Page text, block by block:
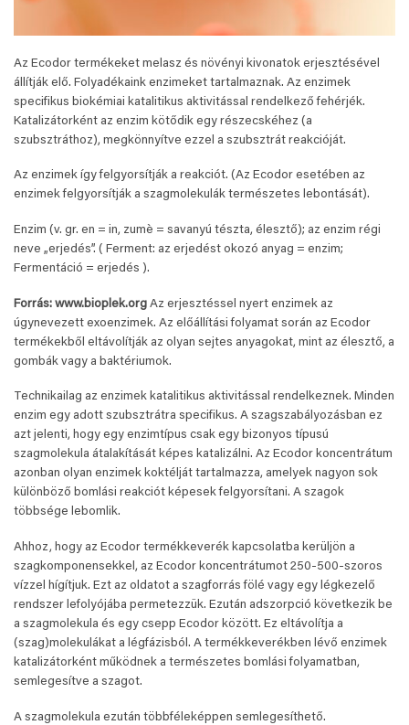
Az Ecodor termékeket melasz és növényi kivonatok erjesztésével
állítják elő. Folyadékaink enzimeket tartalmaznak. Az enzimek
specifikus biokémiai katalitikus aktivitással rendelkező fehérjék.
Katalizátorként az enzim kötődik egy részecskéhez (a
szubsztráthoz), megkönnyítve ezzel a szubsztrát reakcióját.
Az enzimek így felgyorsítják a reakciót. (Az Ecodor esetében az
enzimek felgyorsítják a szagmolekulák természetes lebontását).
Enzim (v. gr. en = in, zumè = savanyú tészta, élesztő); az enzim régi
neve „erjedés”. ( Ferment: az erjedést okozó anyag = enzim;
Fermentáció = erjedés ).
Forrás: www.bioplek.org Az erjesztéssel nyert enzimek az
úgynevezett exoenzimek. Az előállítási folyamat során az Ecodor
termékekből eltávolítják az olyan sejtes anyagokat, mint az élesztő, a
gombák vagy a baktériumok.
Technikailag az enzimek katalitikus aktivitással rendelkeznek. Minden
enzim egy adott szubsztrátra specifikus. A szagszabályozásban ez
azt jelenti, hogy egy enzimtípus csak egy bizonyos típusú
szagmolekula átalakítását képes katalizálni. Az Ecodor koncentrátum
azonban olyan enzimek koktélját tartalmazza, amelyek nagyon sok
különböző bomlási reakciót képesek felgyorsítani. A szagok
többsége lebomlik.
Ahhoz, hogy az Ecodor termékkeverék kapcsolatba kerüljön a
szagkomponensekkel, az Ecodor koncentrátumot 250-500-szoros
vízzel hígítjuk. Ezt az oldatot a szagforrás fölé vagy egy légkezelő
rendszer lefolyójába permetezzük. Ezután adszorpció következik be
a szagmolekula és egy csepp Ecodor között. Ez eltávolítja a
(szag)molekulákat a légfázisból. A termékkeverékben lévő enzimek
katalizátorként működnek a természetes bomlási folyamatban,
semlegesítve a szagot.
A szagmolekula ezután többféleképpen semlegesíthető.